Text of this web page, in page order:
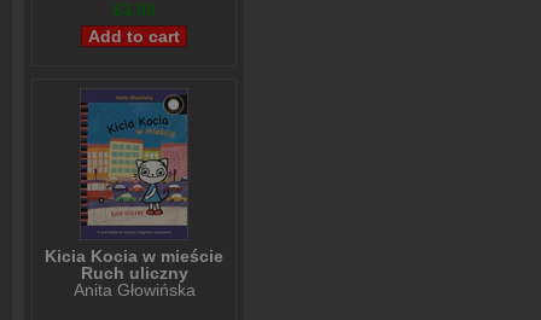
$3,00
Kicia Kocia w mieście
Ruch uliczny
Anita Głowińska